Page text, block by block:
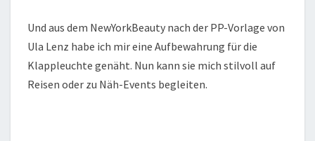
Und aus dem NewYorkBeauty nach der PP-Vorlage von
Ula Lenz habe ich mir eine Aufbewahrung für die
Klappleuchte genäht. Nun kann sie mich stilvoll auf
Reisen oder zu Näh-Events begleiten.